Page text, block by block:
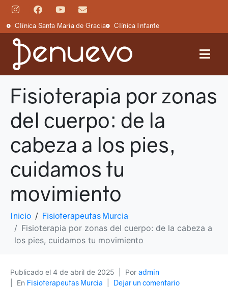
Clínica Santa María de Gracia Clínica Infante
Fisioterapia por zonas
del cuerpo: de la
cabeza a los pies,
cuidamos tu
movimiento
Inicio
Fisioterapeutas Murcia
Fisioterapia por zonas del cuerpo: de la cabeza a
los pies, cuidamos tu movimiento
Publicado el 4 de abril de 2025 Por admin
En Fisioterapeutas Murcia Dejar un comentario